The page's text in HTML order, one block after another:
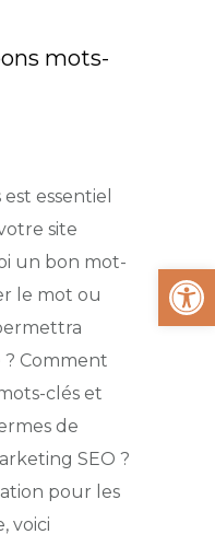
Ouvrir
mots-
essentiel
site
un bon mot-
le mot ou
? Comment
clés et
de
SEO ?
pour les
voici